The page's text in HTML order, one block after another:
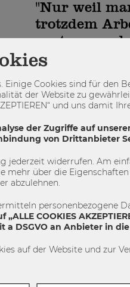
"Nur weil
trotzdem
anstrengend
Leben, Lernen und
zeigen, wie die
nimmt uns die
Erfahrungsbericht
1
0
STUDIEREN
Einige Cookies sind für
der Website zu
und uns
der Zugriffe auf
von Drittanbieter
jederzeit widerrufen. Am
mehr über die
abzulehnen.
personenbezogene
„ALLE COOKIES
a DSGVO an Anbieter in die
auf der Website und zur